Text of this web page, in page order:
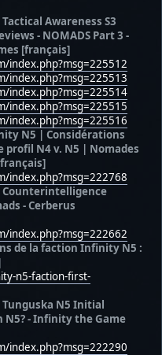
Awareness S3
- NOMADS Part 3 -
[français]
index.php?msg=225512
index.php?msg=225513
index.php?msg=225514
index.php?msg=225515
index.php?msg=225516
N5 | Considérations
N4 v. N5 | Nomades
index.php?msg=222768
Counterintelligence
- Cerberus
index.php?msg=222662
de la faction Infinity N5 :
n5-faction-first-
Tunguska N5 Initial
N5? - Infinity the Game
index.php?msg=222290